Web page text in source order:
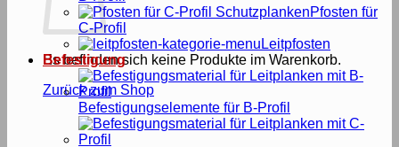
Es befinden sich keine Produkte im Warenkorb.
Zurück zum Shop
Pfosten für
C-Profil
Leitpfosten
Befestigung
Befestigungselemente für B-Profil